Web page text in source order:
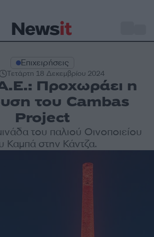
Επιχειρήσεις
Τετάρτη 18 Δεκεμβρίου 2024
Προχωράει η
του Cambas
Project
του παλιού Οινοποιείου
Καμπά στην Κάντζα.